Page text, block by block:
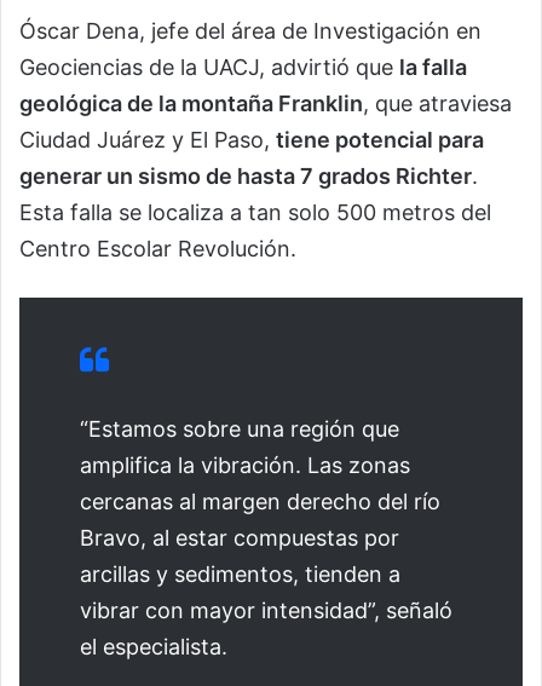
Óscar Dena, jefe del área de Investigación en
Geociencias de la UACJ, advirtió que la falla
geológica de la montaña Franklin, que atraviesa
Ciudad Juárez y El Paso, tiene potencial para
generar un sismo de hasta 7 grados Richter.
Esta falla se localiza a tan solo 500 metros del
Centro Escolar Revolución.
“Estamos sobre una región que
amplifica la vibración. Las zonas
cercanas al margen derecho del río
Bravo, al estar compuestas por
arcillas y sedimentos, tienden a
vibrar con mayor intensidad”, señaló
el especialista.